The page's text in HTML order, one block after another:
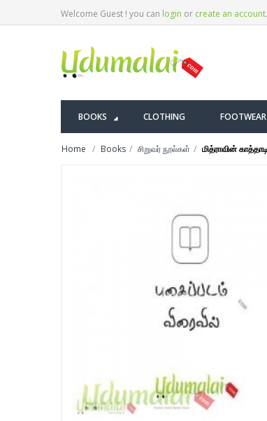
Welcome Guest ! you can login or create an account.
BOOKS CLOTHING FOOTWEAR
Home Books சிறுவர் நூல்கள் மித்ராவின் காத்தாடி